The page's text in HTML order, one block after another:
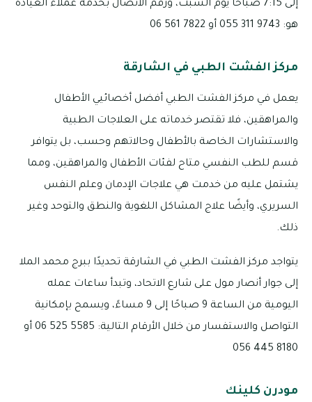
إلى 7:15 صباحًا يوم السبت، ورقم الاتصال بخدمة عملاء العيادة
هو: 9743 311 055 أو 7822 561 06
مركز الفشت الطبي في الشارقة
يعمل في مركز الفشت الطبي أفضل أخصائيي الأطفال
والمراهقين، فلا تقتصر خدماته على العلاجات الطبية
والاستشارات الخاصة بالأطفال وحالاتهم وحسب، بل يتوافر
قسم للطب النفسي متاح لفئات الأطفال والمراهقين، ومما
يشتمل عليه من خدمت هي علاجات الإدمان وعلم النفس
السريري، وأيضًا علاج المشاكل اللغوية والنطق والتوحد وغير
ذلك.
يتواجد مركز الفشت الطبي في الشارقة تحديدًا ببرج محمد الملا
إلى جوار أنصار مول على شارع الاتحاد، وتبدأ ساعات عمله
اليومية من الساعة 9 صباحًا إلى 9 مساءً، ويسمح بإمكانية
التواصل والاستفسار من خلال الأرقام التالية: 5585 525 06 أو
8180 445 056
مودرن كلينك